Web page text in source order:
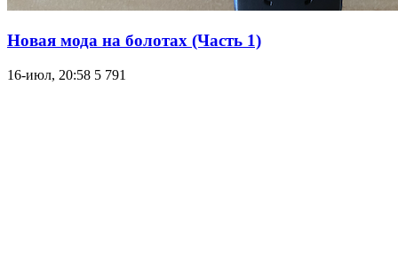
Новая мода на болотах (Часть 1)
16-июл, 20:58 5 791